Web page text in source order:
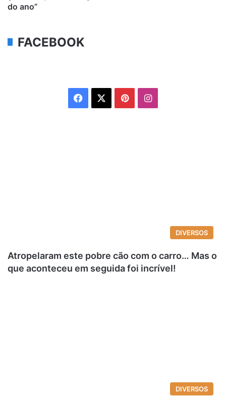
do ano”
FACEBOOK
Facebook PinterestInstagram
DIVERSOS
Atropelaram este pobre cão com o carro… Mas o
que aconteceu em seguida foi incrível!
DIVERSOS